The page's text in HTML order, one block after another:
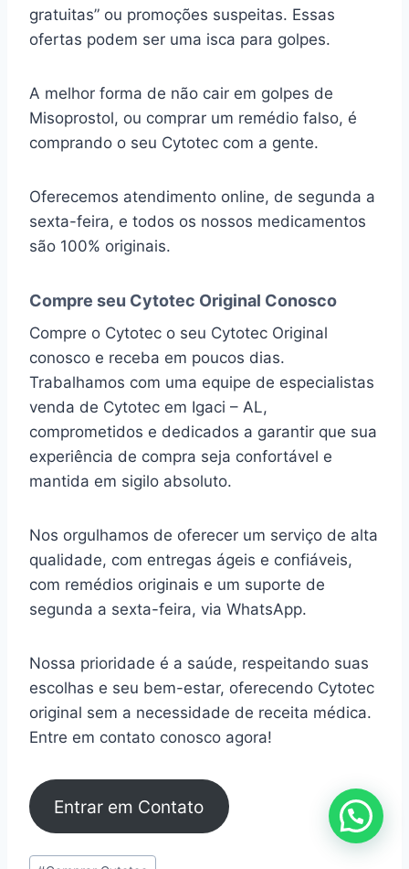
gratuitas” ou promoções suspeitas. Essas
ofertas podem ser uma isca para golpes.
A melhor forma de não cair em golpes de
Misoprostol, ou comprar um remédio falso, é
comprando o seu Cytotec com a gente.
Oferecemos atendimento online, de segunda a
sexta-feira, e todos os nossos medicamentos
são 100% originais.
Compre seu Cytotec Original Conosco
Compre o Cytotec o seu Cytotec Original
conosco e receba em poucos dias.
Trabalhamos com uma equipe de especialistas
venda de Cytotec em Igaci – AL,
comprometidos e dedicados a garantir que sua
experiência de compra seja confortável e
mantida em sigilo absoluto.
Nos orgulhamos de oferecer um serviço de alta
qualidade, com entregas ágeis e confiáveis,
com remédios originais e um suporte de
segunda a sexta-feira, via WhatsApp.
Nossa prioridade é a saúde, respeitando suas
escolhas e seu bem-estar, oferecendo Cytotec
original sem a necessidade de receita médica.
Entre em contato conosco agora!
Entrar em Contato
Tags